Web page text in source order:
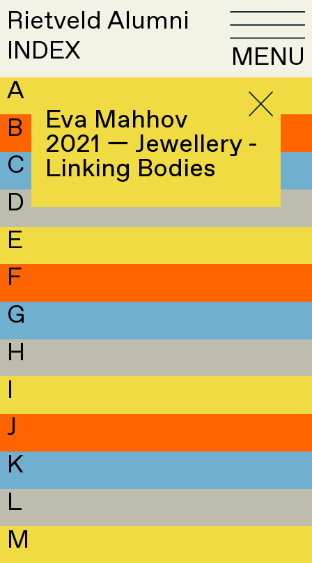
Rietveld Alumni
INDEX
MENU
A
B
C
D
E
F
G
H
I
J
K
L
M
Eva Mahhov
2021 — Jewellery -
Linking Bodies